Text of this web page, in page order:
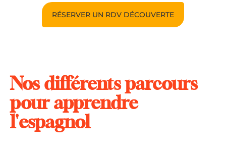
RÉSERVER UN RDV DÉCOUVERTE
Nos différents parcours
pour apprendre
l'espagnol